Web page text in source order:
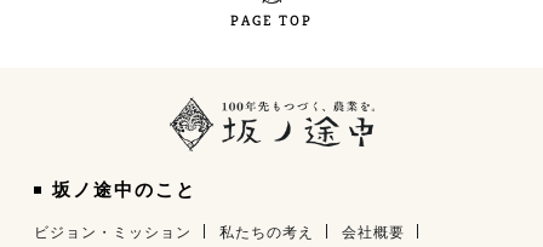
PAGE TOP
坂ノ途中のこと
ビジョン・ミッション 私たちの考え
会社概要